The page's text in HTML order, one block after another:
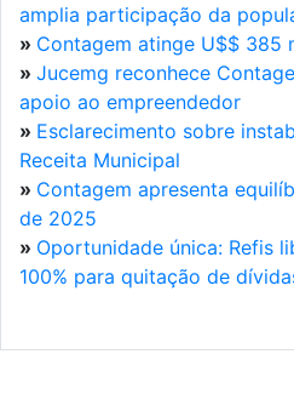
amplia participação da
» Contagem atinge U$$ 385
» Jucemg reconhece
apoio ao empreendedor
» Esclarecimento sobre
Receita Municipal
» Contagem apresenta
de 2025
» Oportunidade única: Refis
100% para quitação de